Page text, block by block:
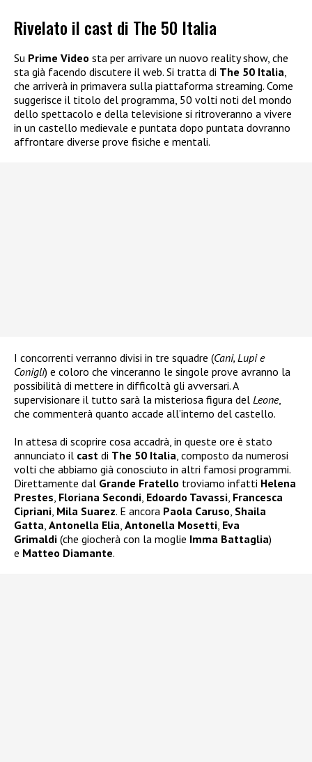
Rivelato il cast di The 50 Italia
Su Prime Video sta per arrivare un nuovo reality show, che
sta già facendo discutere il web. Si tratta di The 50 Italia,
che arriverà in primavera sulla piattaforma streaming. Come
suggerisce il titolo del programma, 50 volti noti del mondo
dello spettacolo e della televisione si ritroveranno a vivere
in un castello medievale e puntata dopo puntata dovranno
affrontare diverse prove fisiche e mentali.
I concorrenti verranno divisi in tre squadre (Cani, Lupi e
Conigli) e coloro che vinceranno le singole prove avranno la
possibilità di mettere in difficoltà gli avversari. A
supervisionare il tutto sarà la misteriosa figura del Leone,
che commenterà quanto accade all’interno del castello.
In attesa di scoprire cosa accadrà, in queste ore è stato
annunciato il cast di The 50 Italia, composto da numerosi
volti che abbiamo già conosciuto in altri famosi programmi.
Direttamente dal Grande Fratello troviamo infatti Helena
Prestes, Floriana Secondi, Edoardo Tavassi, Francesca
Cipriani, Mila Suarez. E ancora Paola Caruso, Shaila
Gatta, Antonella Elia, Antonella Mosetti, Eva
Grimaldi (che giocherà con la moglie Imma Battaglia)
e Matteo Diamante.